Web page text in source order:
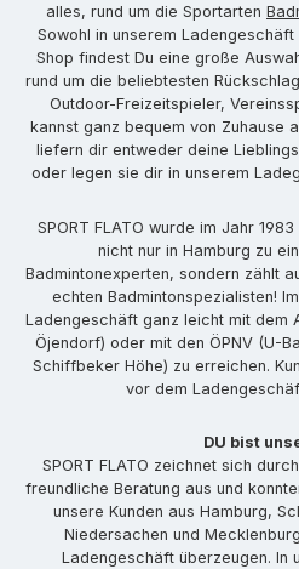
alles, rund um die Sportarten
Sowohl in unserem
Shop findest Du eine große
rund um die beliebtesten
Outdoor-Freizeitspieler,
kannst ganz bequem von Zuhause
liefern dir entweder deine
oder legen sie dir in unserem
SPORT FLATO wurde im Jahr
nicht nur in Hamburg zu
Badmintonexperten, sondern zählt
echten Badmintonspezialisten!
Ladengeschäft ganz leicht mit dem
Öjendorf) oder mit den ÖPNV (U-
Schiffbeker Höhe) zu erreichen.
vor dem
DU bist
SPORT FLATO zeichnet sich
freundliche Beratung aus und
unsere Kunden aus Hamburg,
Niedersachen und
Ladengeschäft überzeugen. In